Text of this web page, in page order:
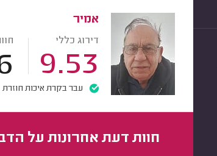
אמיר
דירוג כללי
9.53
עבר בקרת איכות חוזרת
חוות דעת אחרונות על